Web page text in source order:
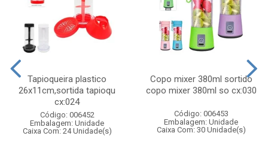
Tapioqueira plastico
26x11cm,sortida tapioqu
cx:024
Código: 006452
Embalagem: Unidade
Caixa Com: 24 Unidade(s)
Copo mixer 380ml sortido
copo mixer 380ml so cx:030
Código: 006453
Embalagem: Unidade
Caixa Com: 30 Unidade(s)